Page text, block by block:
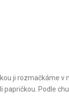
ji rozmačkáme
Podle